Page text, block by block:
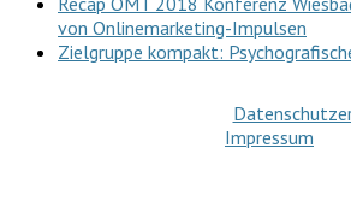
von Onlinemarketing-Impulsen
Zielgruppe kompakt:
Impressum